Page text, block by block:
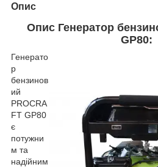
Опис
Опис Генератор
GP80:
Генерато
р
бензинов
ий
PROCRA
FT GP80
є
потужни
м та
надійним